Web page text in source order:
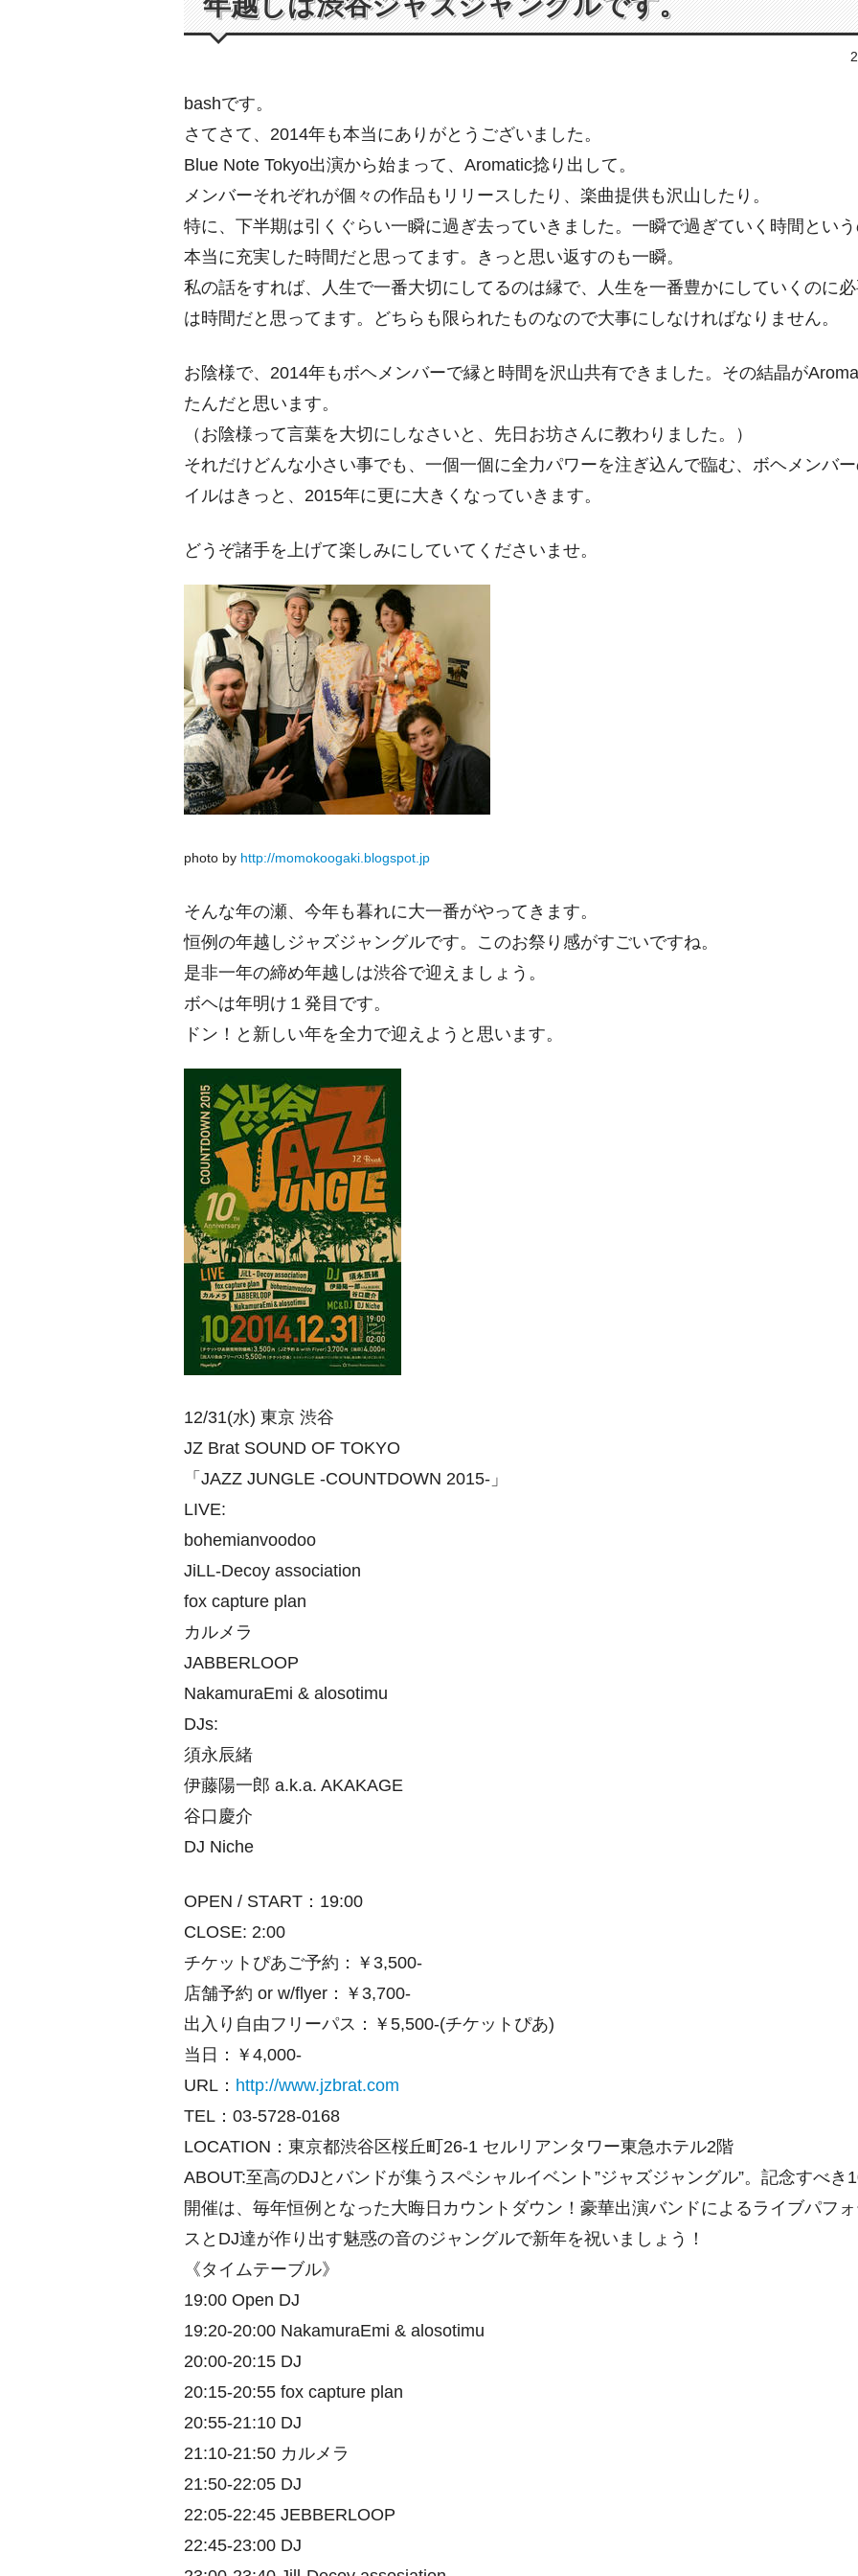
bashです。
さてさて、2014年も本当にありがとうございました。
Blue Note Tokyo出演から始まって、Aromatic捻り出して。
メンバーそれぞれが個々の作品もリリースしたり、楽曲提供も沢山したり。
特に、下半期は引くぐらい一瞬に過ぎ去っていきました。 一瞬で過ぎていく時間という
本当に充実した時間だと思ってます。 きっと思い返すのも一瞬。
私の話をすれば、人生で一番大切にしてるのは縁で、
人生を一番豊かにしていくのに
は時間だと思ってます。
どちらも限られたものなので大事にしなければなりません。
お陰様で、2014年もボヘメンバーで縁と時間を沢山共有できました。 その結晶が
たんだと思います。
（お陰様って言葉を大切にしなさいと、先日お坊さんに教わりました。）
それだけどんな小さい事でも、一個一個に全力パワーを注ぎ込んで臨む、 ボヘメンバ
イルはきっと、2015年に更に大きくなっていきます。
どうぞ諸手を上げて楽しみにしていてくださいませ。
photo by http://momokoogaki.blogspot.jp
そんな年の瀬、今年も暮れに大一番がやってきます。
恒例の年越しジャズジャングルです。このお祭り感がすごいですね。
是非一年の締め年越しは渋谷で迎えましょう。
ボヘは年明け１発目です。
ドン！と新しい年を全力で迎えようと思います。
12/31(水) 東京 渋谷
JZ Brat SOUND OF TOKYO
「JAZZ JUNGLE -COUNTDOWN 2015-」
LIVE:
bohemianvoodoo
JiLL-Decoy association
fox capture plan
カルメラ
JABBERLOOP
NakamuraEmi & alosotimu
DJs:
須永辰緒
伊藤陽一郎 a.k.a. AKAKAGE
谷口慶介
DJ Niche
OPEN / START：19:00
CLOSE: 2:00
チケットぴあご予約：￥3,500-
店舗予約 or w/flyer：￥3,700-
出入り自由フリーパス：￥5,500-(チケットぴあ)
当日：￥4,000-
URL： http://www.jzbrat.com
TEL：03-5728-0168
LOCATION：東京都渋谷区桜丘町26-1 セルリアンタワー東急ホテル2階
ABOUT:至高のDJとバンドが集うスペシャルイベント”ジャズジャングル”。記念すべき
開催は、毎年恒例となった大晦日カウントダウン！豪華出演バンドによるライブパフ
スとDJ達が作り出す魅惑の音のジャングルで新年を祝いましょう！
《タイムテーブル》
19:00 Open DJ
19:20-20:00 NakamuraEmi & alosotimu
20:00-20:15 DJ
20:15-20:55 fox capture plan
20:55-21:10 DJ
21:10-21:50 カルメラ
21:50-22:05 DJ
22:05-22:45 JEBBERLOOP
22:45-23:00 DJ